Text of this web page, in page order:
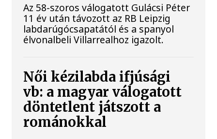
Az 58-szoros válogatott Gulácsi Péter
11 év után távozott az RB Leipzig
labdarúgócsapatától és a spanyol
élvonalbeli Villarrealhoz igazolt.
Női kézilabda ifjúsági
vb: a magyar válogatott
döntetlent játszott a
románokkal